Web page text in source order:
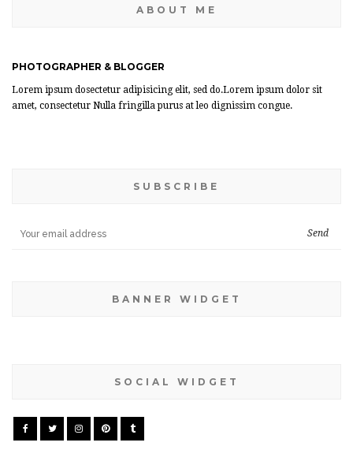
ABOUT ME
PHOTOGRAPHER & BLOGGER
Lorem ipsum dosectetur adipisicing elit, sed do.Lorem ipsum dolor sit
amet, consectetur Nulla fringilla purus at leo dignissim congue.
SUBSCRIBE
BANNER WIDGET
SOCIAL WIDGET